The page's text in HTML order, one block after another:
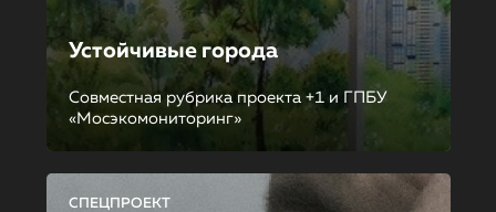
Устойчивые города
Совместная рубрика проекта +1 и ГПБУ
«Мосэкомониторинг»
СПЕЦПРОЕКТ